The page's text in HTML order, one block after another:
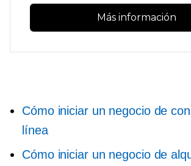
Más información
Cómo iniciar un negocio de
línea
Cómo iniciar un negocio de